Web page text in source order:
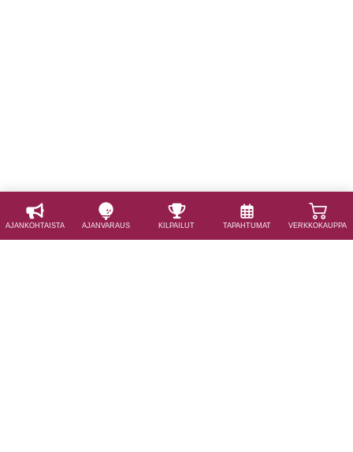
AJAN­KOHTAISTA AJAN­VARAUS KILPAILUT TAPAHTUMAT VERKKOKAUPPA